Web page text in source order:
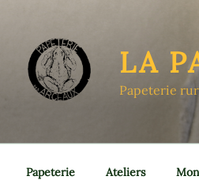
LA
Papeterie
Papeterie Ateliers